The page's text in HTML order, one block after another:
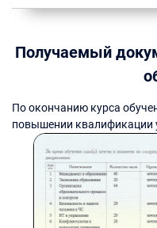
Получаемый
По окончанию курса
повышении квалификации